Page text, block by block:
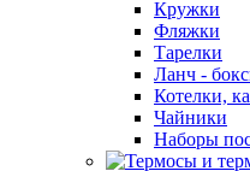
Кружки
Фляжки
Тарелки
Ланч -
Котелки,
Чайники
Наборы